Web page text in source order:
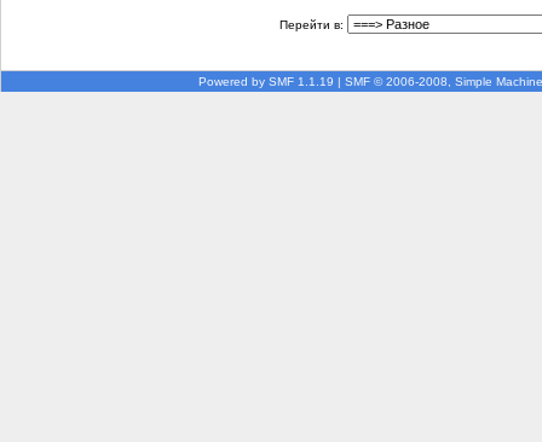
Перейти в:
Powered by SMF 1.1.19 | SMF © 2006-2008, Simple